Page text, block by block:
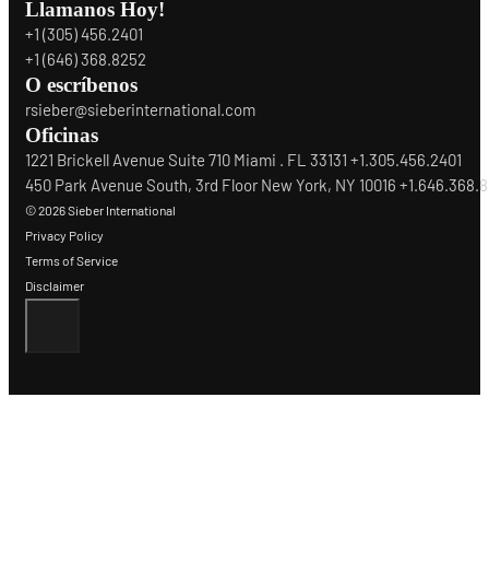
Llamanos Hoy!
+1 (305) 456.2401
+1 (646) 368.8252
O escríbenos
rsieber@sieberinternational.com
Oficinas
1221 Brickell Avenue Suite 710 Miami . FL 33131 +1.305.456.2401
450 Park Avenue South, 3rd Floor New York, NY 10016
© 2026 Sieber International
Privacy Policy
Terms of Service
Disclaimer